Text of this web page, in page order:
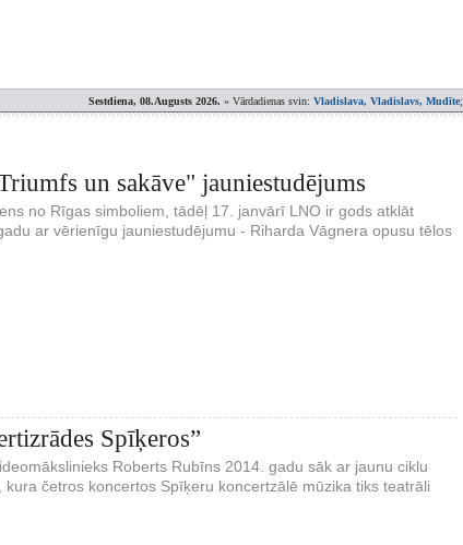
Sestdiena, 08.Augusts 2026. » Vārdadienas svin: Vladislava, Vladislavs, Mudīte;
un sakāve" jauniestudējums
no Rīgas simboliem, tādēļ 17. janvārī LNO ir gods atklāt
ar vērienīgu jauniestudējumu - Riharda Vāgnera opusu tēlos
Spīķeros”
Roberts Rubīns 2014. gadu sāk ar jaunu ciklu
kura četros koncertos Spīķeru koncertzālē mūzika tiks teatrāli